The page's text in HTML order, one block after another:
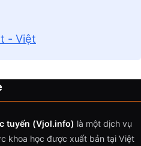
- Việt
tuyến (Vjol.info) là một dịch vụ
khoa học được xuất bản tại Việt